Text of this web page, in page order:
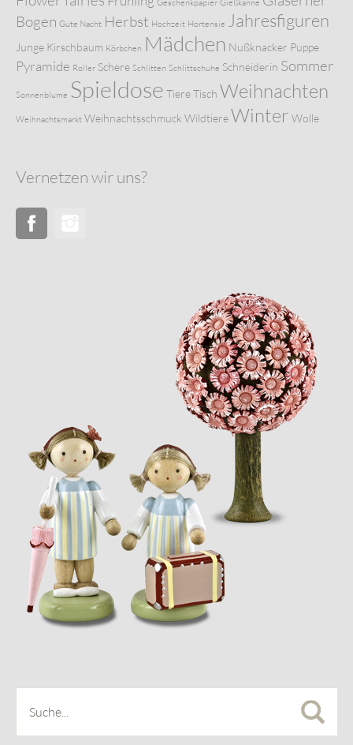
Geschenkpapier Gießkanne
Bogen Gute Nacht Herbst Hochzeit Hortensie Jahresfiguren
Junge Kirschbaum Körbchen Mädchen Nußknacker Puppe
Pyramide Roller Schere Schlitten Schlittschuhe Schneiderin Sommer
Sonnenblume Spieldose TiereTisch Weihnachten
Weihnachtsmarkt Weihnachtsschmuck WildtiereWinter Wolle
Vernetzen wir uns?